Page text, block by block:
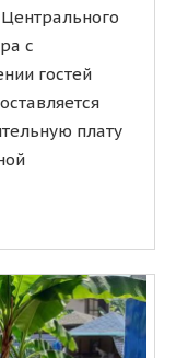
с
гостей
плату